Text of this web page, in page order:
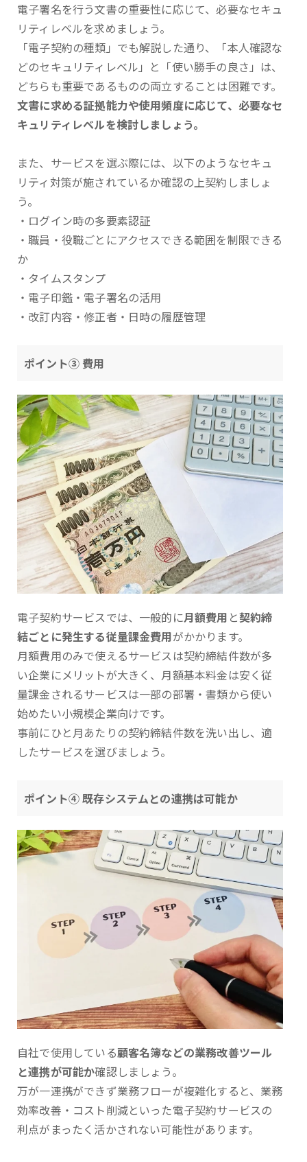
電子署名を行う文書の重要性に応じて、必要なセキュ
リティレベルを求めましょう。
「電子契約の種類」でも解説した通り、「本人確認な
どのセキュリティレベル」と「使い勝手の良さ」は、
どちらも重要であるものの両立することは困難です。
文書に求める証拠能力や使用頻度に応じて、必要なセ
キュリティレベルを検討しましょう。
また、サービスを選ぶ際には、以下のようなセキュ
リティ対策が施されているか確認の上契約しましょ
う。
・ログイン時の多要素認証
・職員・役職ごとにアクセスできる範囲を制限できる
か
・タイムスタンプ
・電子印鑑・電子署名の活用
・改訂内容・修正者・日時の履歴管理
ポイント③ 費用
電子契約サービスでは、一般的に月額費用 と契約締
結ごとに発生する従量課金費用がかかります。
月額費用のみで使えるサービスは契約締結件数が多
い企業にメリットが大きく、月額基本料金は安く従
量課金されるサービスは一部の部署・書類から使い
始めたい小規模企業向けです。
事前にひと月あたりの契約締結件数を洗い出し、適
したサービスを選びましょう。
ポイント④ 既存システムとの連携は可能か
自社で使用している顧客名簿などの業務改善ツール
と連携が可能か確認しましょう。
万が一連携ができず業務フローが複雑化すると、業務
効率改善・コスト削減といった電子契約サービスの
利点がまったく活かされない可能性があります。